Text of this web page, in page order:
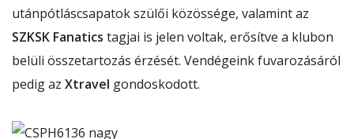
utánpótláscsapatok szülői közössége, valamint az
SZKSK Fanatics tagjai is jelen voltak, erősítve a klubon
belüli összetartozás érzését. Vendégeink fuvarozásáról
pedig az Xtravel gondoskodott.